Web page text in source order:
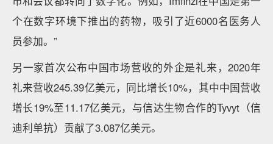
个在数字环境下推出的药物，吸引了近6000名医务人
员参加。”
另一家首次公布中国市场营收的外企是礼来，2020年
礼来营收245.39亿美元，同比增长10%，其中中国营收
增长19%至11.17亿美元，与信达生物合作的Tyvyt（信
迪利单抗）贡献了3.087亿美元。